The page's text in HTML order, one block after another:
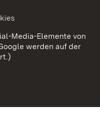
Media-Elemente von
werden auf der